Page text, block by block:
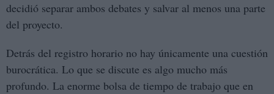
decidió separar ambos debates y salvar al menos una parte
del proyecto.
Detrás del registro horario no hay únicamente una cuestión
burocrática. Lo que se discute es algo mucho más
profundo. La enorme bolsa de tiempo de trabajo que en